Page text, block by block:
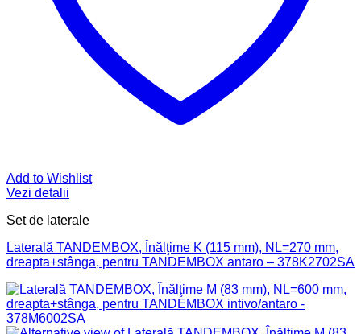
Add to Wishlist
Vezi detalii
Set de laterale
Laterală TANDEMBOX, Înălţime K (115 mm), NL=270 mm,
dreapta+stânga, pentru TANDEMBOX antaro – 378K2702SA